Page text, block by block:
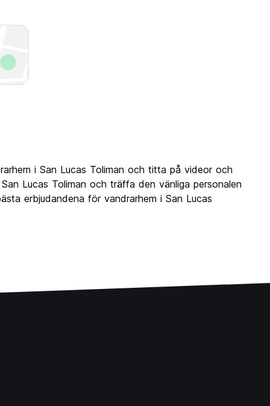
i San Lucas Toliman och titta på videor och
Lucas Toliman och träffa den vänliga personalen
erbjudandena för vandrarhem i San Lucas